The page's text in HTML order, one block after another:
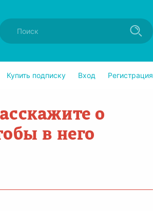
Купить подписку Вход Регистрация
о
в него